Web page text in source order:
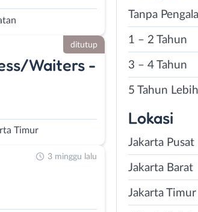
Waiters -
Timur
ditutup
3 minggu lalu
Tanpa
1 – 2 Tahun
3 – 4 Tahun
5 Tahun Lebih
Lokasi
Jakarta Pusat
Jakarta Barat
Jakarta Timur